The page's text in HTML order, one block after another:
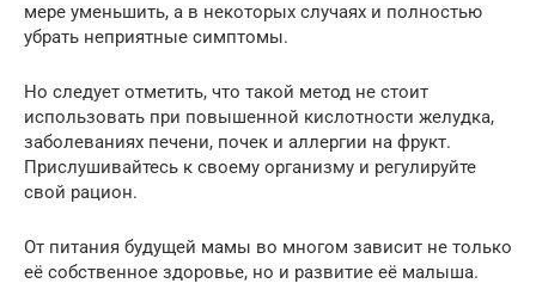
мере уменьшить, а в некоторых случаях и полностью
убрать неприятные симптомы.
Но следует отметить, что такой метод не стоит
использовать при повышенной кислотности желудка,
заболеваниях печени, почек и аллергии на фрукт.
Прислушивайтесь к своему организму и регулируйте
свой рацион.
От питания будущей мамы во многом зависит не только
её собственное здоровье, но и развитие её малыша.